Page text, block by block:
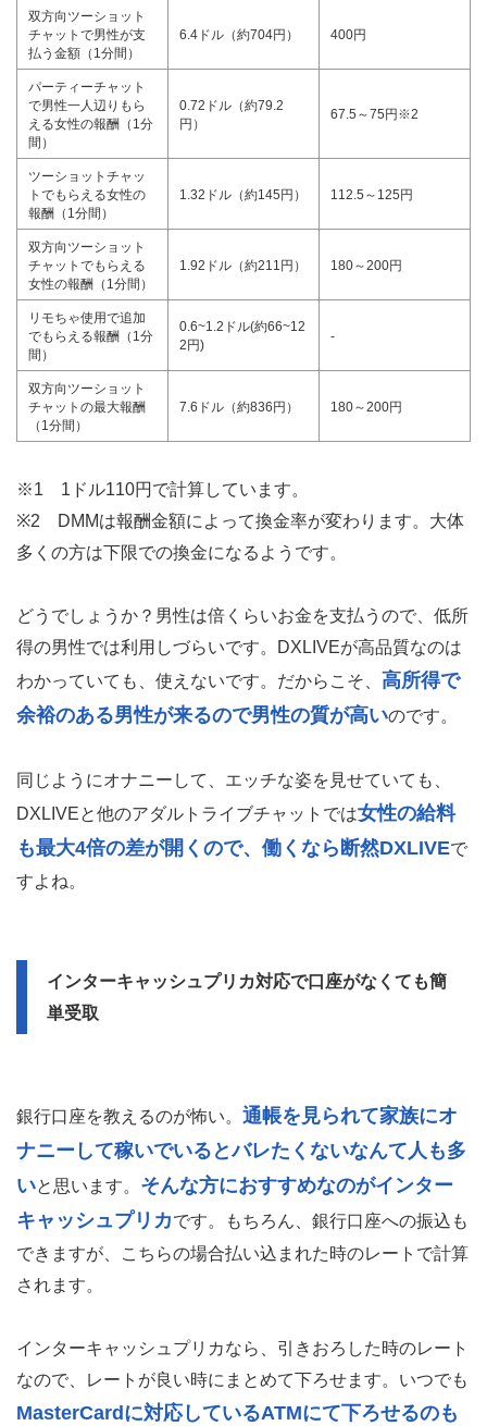
双方向ツーショット
チャットで男性が支
払う金額（1分間）
6.4ドル（約704円） 400円
パーティーチャット
で男性一人辺りもら
える女性の報酬（1分
間）
0.72ドル（約79.2
円）
67.5～75円※2
ツーショットチャッ
トでもらえる女性の
報酬（1分間）
1.32ドル（約145円） 112.5～125円
双方向ツーショット
チャットでもらえる
女性の報酬（1分間）
1.92ドル（約211円） 180～200円
リモちゃ使用で追加
でもらえる報酬（1分
間）
0.6~1.2ドル(約66~12
2円)
-
双方向ツーショット
チャットの最大報酬
（1分間）
7.6ドル（約836円） 180～200円
※1 1ドル110円で計算しています。
※2 DMMは報酬金額によって換金率が変わります。大体
多くの方は下限での換金になるようです。
どうでしょうか？男性は倍くらいお金を支払うので、低所
得の男性では利用しづらいです。DXLIVEが高品質なのは
わかっていても、使えないです。だからこそ、 高所得で
余裕のある男性が来るので男性の質が高いのです。
同じようにオナニーして、エッチな姿を見せていても、
DXLIVEと他のアダルトライブチャットでは女性の給料
も最大4倍の差が開くので、働くなら断然DXLIVEで
すよね。
インターキャッシュプリカ対応で口座がなくても簡
単受取
銀行口座を教えるのが怖い。 通帳を見られて家族にオ
ナニーして稼いでいるとバレたくないなんて人も多
いと思います。 そんな方におすすめなのがインター
キャッシュプリカです。もちろん、銀行口座への振込も
できますが、こちらの場合払い込まれた時のレートで計算
されます。
インターキャッシュプリカなら、引きおろした時のレート
なので、レートが良い時にまとめて下ろせます。いつでも
MasterCardに対応しているATMにて下ろせるのも